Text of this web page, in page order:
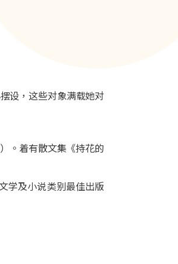
设，这些对象满载她对
。着有散文集《持花的
学及小说类别最佳出版